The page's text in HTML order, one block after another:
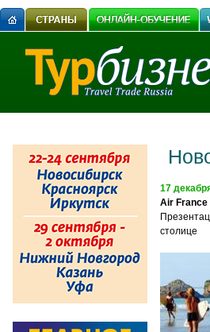
17
Air France
столице